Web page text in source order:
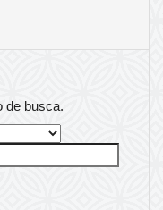
de busca.